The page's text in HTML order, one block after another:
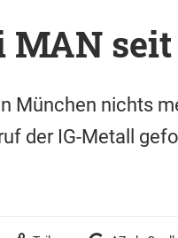
MAN
München nichts
der IG-Metall